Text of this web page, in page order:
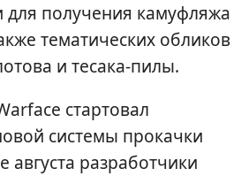
для получения камуфляжа
тематических обликов
и тесака-пилы.
стартовал
системы прокачки
августа разработчики